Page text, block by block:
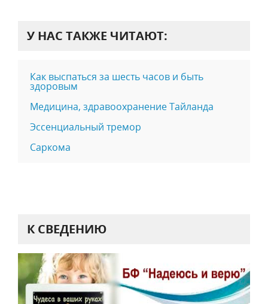
У НАС ТАКЖЕ ЧИТАЮТ:
Как выспаться за шесть часов и быть
здоровым
Медицина, здравоохранение Тайланда
Эссенциальный тремор
Саркома
К СВЕДЕНИЮ